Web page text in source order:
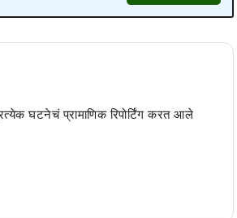
घटनेचं प्रामाणिक रिपोर्टिंग करत आले